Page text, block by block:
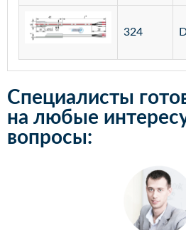
324
Специалисты
на любые
вопросы: